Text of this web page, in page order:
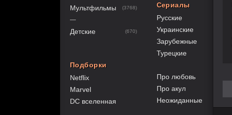
Мультфильмы (3768)
—
Детские (670)
Подборки
Netflix
Marvel
DC вселенная
Сериалы
Русские
Украинские
Зарубежные
Турецкие
Про любовь
Про акул
Неожиданные